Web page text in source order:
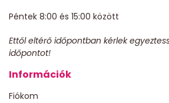
Péntek 8:00 és 15:00 között
Ettől eltérő időpontban kérlek
időpontot!
Információk
Fiókom